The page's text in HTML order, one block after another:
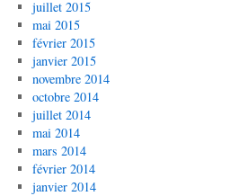
juillet 2015
mai 2015
février 2015
janvier 2015
novembre 2014
octobre 2014
juillet 2014
mai 2014
mars 2014
février 2014
janvier 2014